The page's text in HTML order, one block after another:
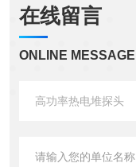
在线留言
ONLINE MESSAGE